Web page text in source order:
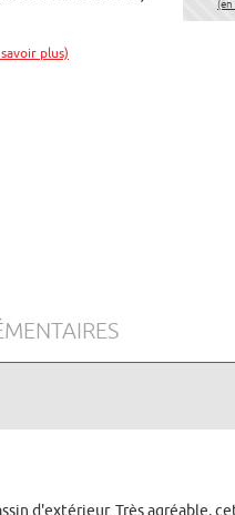
plus)
d'extérieur. Très agréable,